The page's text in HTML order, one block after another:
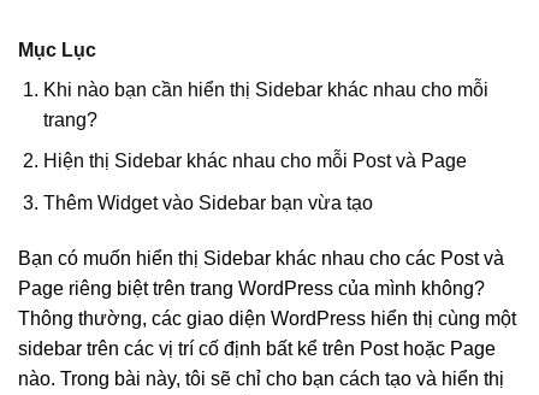
Mục Lục
Khi nào bạn cần hiển thị Sidebar khác nhau cho mỗi
trang?
Hiện thị Sidebar khác nhau cho mỗi Post và Page
Thêm Widget vào Sidebar bạn vừa tạo
Bạn có muốn hiển thị Sidebar khác nhau cho các Post và
Page riêng biệt trên trang WordPress của mình không?
Thông thường, các giao diện WordPress hiển thị cùng một
sidebar trên các vị trí cố định bất kể trên Post hoặc Page
nào. Trong bài này, tôi sẽ chỉ cho bạn cách tạo và hiển thị